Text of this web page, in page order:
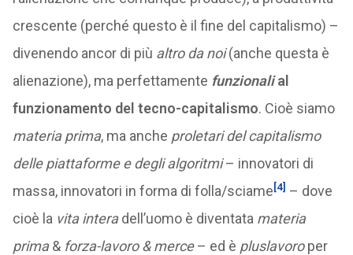
crescente (perché questo è il fine del capitalismo) –
divenendo ancor di più altro da noi(anche questa è
alienazione), ma perfettamente funzionalial
funzionamento del tecno-capitalismo. Cioè siamo
materia prima, ma anche proletari del capitalismo
delle piattaforme e degli algoritmi– innovatori di
massa, innovatori in forma di folla/sciame[4] – dove
cioè la vita interadell’uomo è diventata materia
prima& forza-lavoro & merce– ed è pluslavoroper